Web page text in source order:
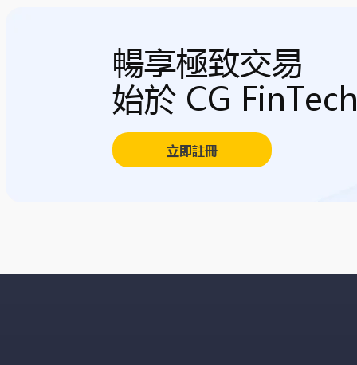
暢享極致交易
始於 CG
立即註冊